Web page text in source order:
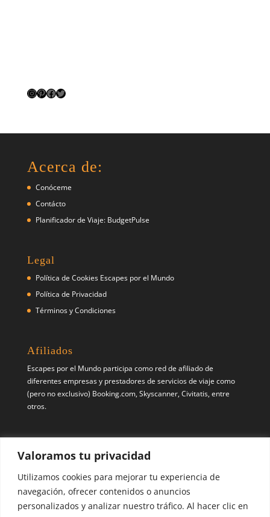
Valoramos tu privacidad
Utilizamos cookies para mejorar tu experiencia de
navegación, ofrecer contenidos o anuncios
personalizados y analizar nuestro tráfico. Al hacer clic en
Instagram
Pinterest
Facebook
Twitter
Acerca de:
Conóceme
Contácto
Planificador de Viaje: BudgetPulse
Legal
Política de Cookies Escapes por el Mundo
Política de Privacidad
Términos y Condiciones
Afiliados
Escapes por el Mundo participa como red de afiliado de
diferentes empresas y prestadores de servicios de viaje como
(pero no exclusivo) Booking.com, Skyscanner, Civitatis, entre
otros.
PinterestX Instagram